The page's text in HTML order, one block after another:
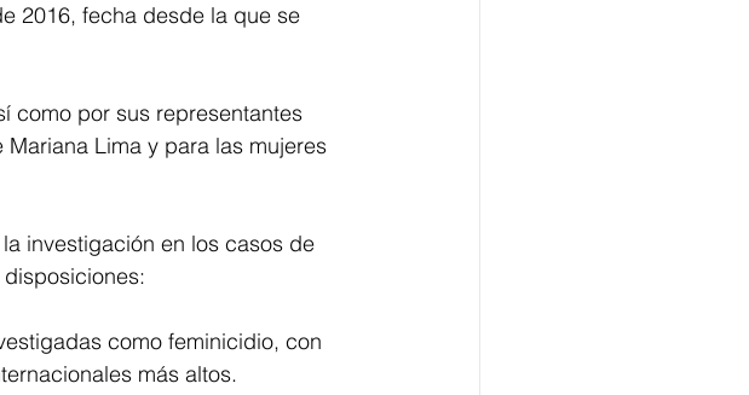
2016, fecha desde la que se
como por sus representantes
Lima y para las mujeres
investigación en los casos de
como feminicidio, con
más altos.